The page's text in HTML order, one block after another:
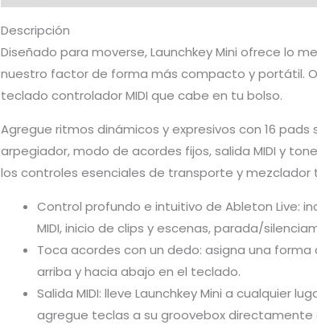
Descripción
Diseñado para moverse, Launchkey Mini ofrece lo
nuestro factor de forma más compacto y portátil.
teclado controlador MIDI que cabe en tu bolso.
Agregue ritmos dinámicos y expresivos con 16
arpegiador, modo de acordes fijos, salida MIDI y
los controles esenciales de transporte y
Control profundo e intuitivo de Ableton Live:
MIDI, inicio de clips y escenas, parada/
Toca acordes con un dedo: asigna una
arriba y hacia abajo en el teclado.
Salida MIDI: lleve Launchkey Mini a cualquier
agregue teclas a su groovebox directamente